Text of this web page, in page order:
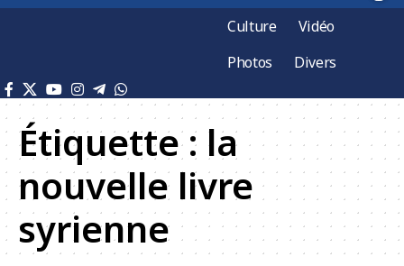
Culture
Vidéo
Photos
Divers
Étiquette : la
nouvelle livre
syrienne